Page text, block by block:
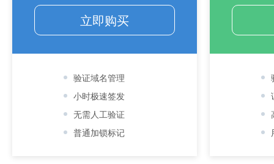
立即购买
验证域名管理
小时极速签发
无需人工验证
普通加锁标记